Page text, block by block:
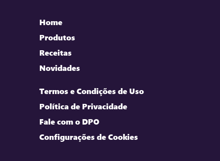
Home
Produtos
Receitas
Novidades
Termos e Condições de Uso
Política de Privacidade
Fale com o DPO
Configurações de Cookies